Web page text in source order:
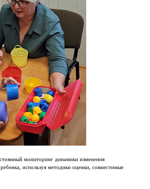
мониторинг динамики изменения
используя методики оценки, совместимые